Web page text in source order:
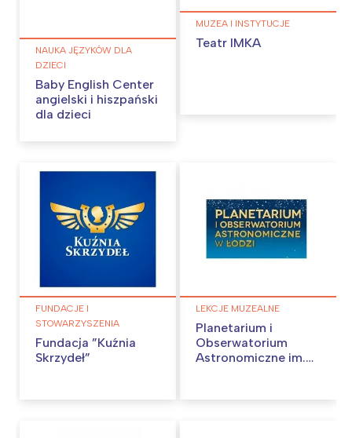
NAUKA JĘZYKÓW DLA
DZIECI
Baby English Center
angielski i hiszpański
dla dzieci
MUZEA I INSTYTUCJE
Teatr IMKA
FUNDACJE I
STOWARZYSZENIA
Fundacja ”Kuźnia
Skrzydeł”
LEKCJE MUZEALNE
Planetarium i
Obserwatorium
Astronomiczne im.